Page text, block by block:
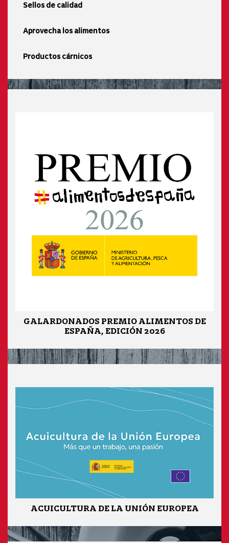
Sellos de calidad
Aprovecha los alimentos
Productos cárnicos
GALARDONADOS PREMIO ALIMENTOS DE
ESPAÑA, EDICIÓN 2026
ACUICULTURA DE LA UNIÓN EUROPEA